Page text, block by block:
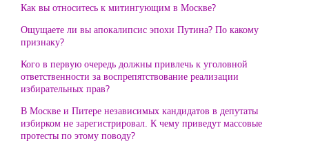
Как вы относитесь к митингующим в Москве?
Ощущаете ли вы апокалипсис эпохи Путина? По какому
признаку?
Кого в первую очередь должны привлечь к уголовной
ответственности за воспрепятствование реализации
избирательных прав?
В Москве и Питере независимых кандидатов в депутаты
избирком не зарегистрировал. К чему приведут массовые
протесты по этому поводу?